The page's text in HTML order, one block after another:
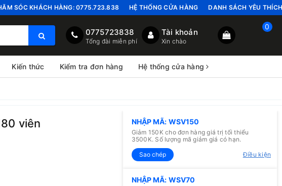
SÓC KHÁCH HÀNG: 0775.723.838 HỆ THỐNG CỬA HÀNG DANH SÁCH YÊU THÍCH
0775723838
Tổng đài miễn phí
Tài khoản
Xin chào
0
Kiến thức Kiểm tra đơn hàng Hệ thống cửa hàng
viên NHẬP MÃ: WSV150
Giảm 150K cho đơn hàng giá trị tối thiểu
3500K. Số lượng mã giảm giá có hạn.
Sao chép
Điều kiện
NHẬP MÃ: WSV70